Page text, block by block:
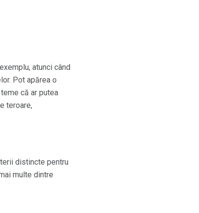
atunci când
Pot apărea o
că ar putea
teroare,
distincte pentru
multe dintre